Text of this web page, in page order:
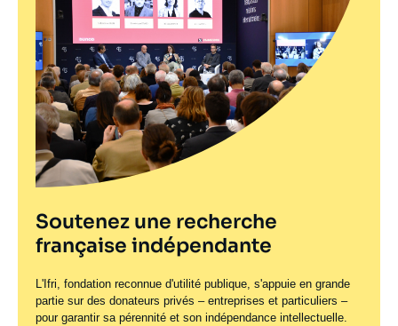
Soutenez une recherche
française indépendante
L'Ifri, fondation reconnue d'utilité publique, s'appuie en grande
partie sur des donateurs privés – entreprises et particuliers –
pour garantir sa pérennité et son indépendance intellectuelle.